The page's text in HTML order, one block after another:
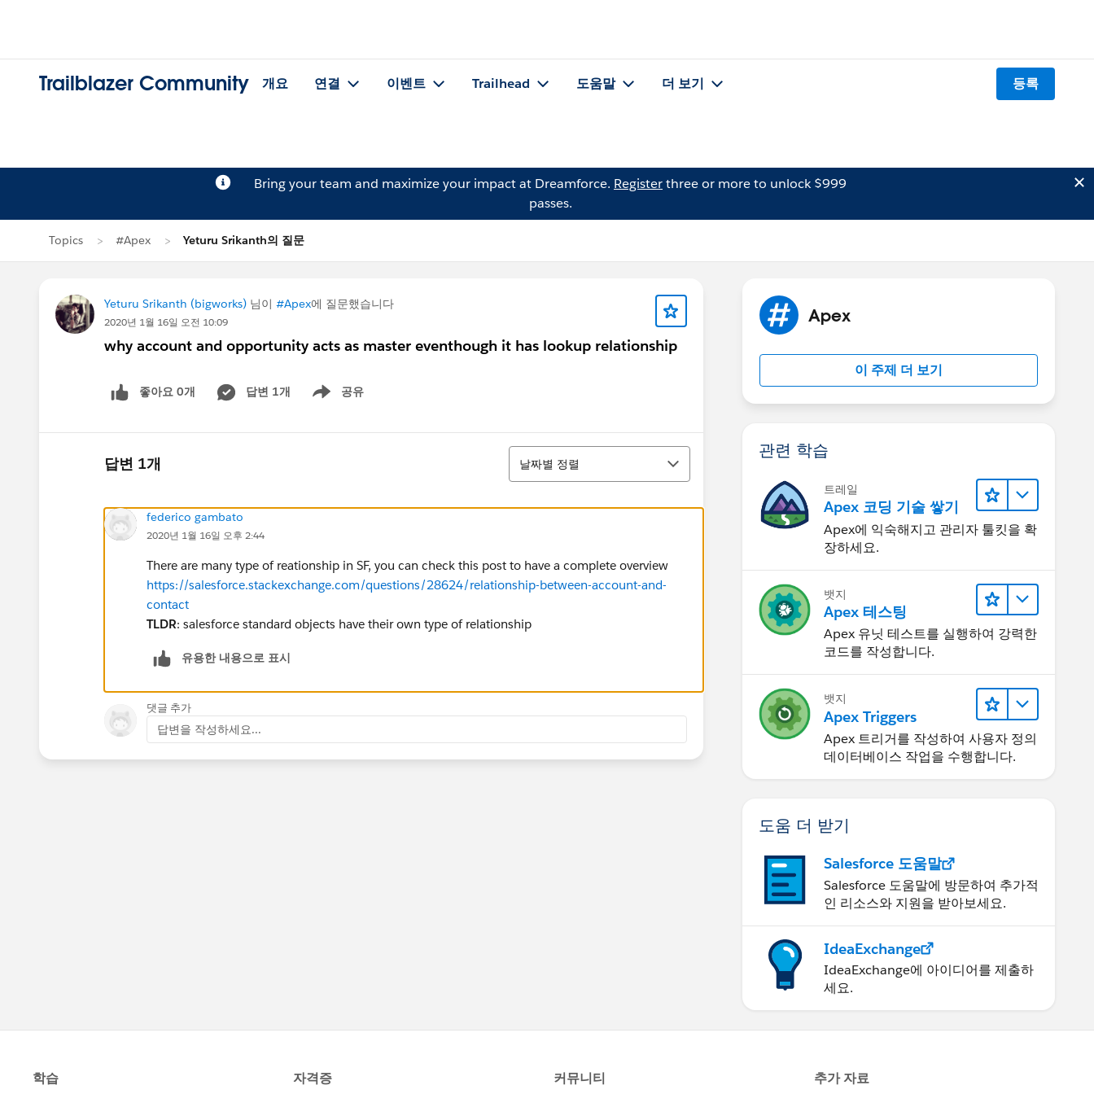
Trailblazer Community 개요 연결 이벤트 Trailhead 도움말 더 보기 등록
Bring your team and maximize your impact at Dreamforce. Registerthree or more to unlock $999
passes.
Topics #Apex Yeturu Srikanth의 질문
Yeturu Srikanth (bigworks) 님이 #Apex에 질문했습니다
2020년 1월 16일 오전 10:09
why account and opportunity acts as master eventhough it has lookup relationship
좋아요 0개 답변 1개 공유
Show menu
답변 1개
정렬
날짜별 정렬
federico gambato
2020년 1월 16일 오후 2:44
There are many type of reationship in SF, you can check this post to have a complete overview
https://salesforce.stackexchange.com/questions/28624/relationship-between-account-and-
contact
TLDR: salesforce standard objects have their own type of relationship
유용한 내용으로 표시
댓글 추가
답변을 작성하세요...
Apex
이 주제 더 보기
관련 학습
트레일
Apex 코딩 기술 쌓기
Apex에 익숙해지고 관리자 툴킷을 확
장하세요.
뱃지
Apex 테스팅
Apex 유닛 테스트를 실행하여 강력한
코드를 작성합니다.
뱃지
Apex Triggers
Apex 트리거를 작성하여 사용자 정의
데이터베이스 작업을 수행합니다.
도움 더 받기
Salesforce 도움말
Salesforce 도움말에 방문하여 추가적
인 리소스와 지원을 받아보세요.
IdeaExchange
IdeaExchange에 아이디어를 제출하
세요.